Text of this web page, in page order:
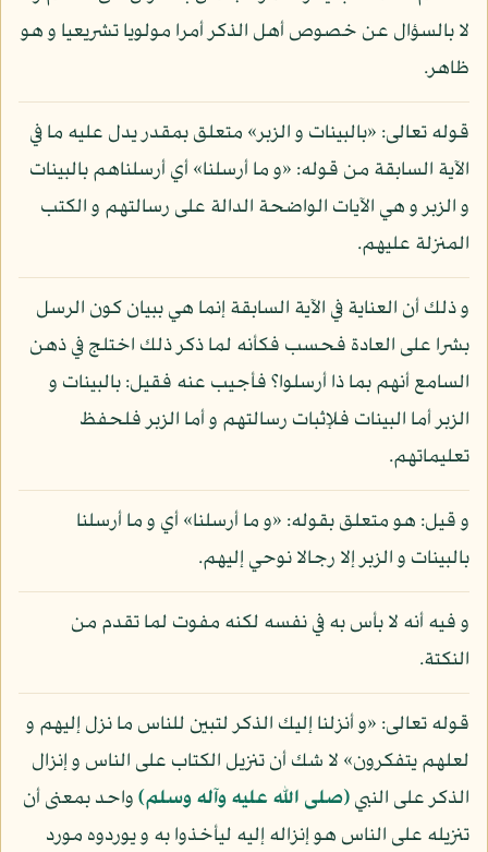
لا بالسؤال عن خصوص أهل الذكر أمرا مولويا تشريعيا و هو
ظاهر.
قوله تعالى: «بالبينات و الزبر» متعلق بمقدر يدل عليه ما في
الآية السابقة من قوله: «و ما أرسلنا» أي أرسلناهم بالبينات
و الزبر و هي الآيات الواضحة الدالة على رسالتهم و الكتب
المنزلة عليهم.
و ذلك أن العناية في الآية السابقة إنما هي ببيان كون الرسل
بشرا على العادة فحسب فكأنه لما ذكر ذلك اختلج في ذهن
السامع أنهم بما ذا أرسلوا؟ فأجيب عنه فقيل: بالبينات و
الزبر أما البينات فلإثبات رسالتهم و أما الزبر فلحفظ
تعليماتهم.
و قيل: هو متعلق بقوله: «و ما أرسلنا» أي و ما أرسلنا
بالبينات و الزبر إلا رجالا نوحي إليهم.
و فيه أنه لا بأس به في نفسه لكنه مفوت لما تقدم من
النكتة.
قوله تعالى: «و أنزلنا إليك الذكر لتبين للناس ما نزل إليهم و
لعلهم يتفكرون» لا شك أن تنزيل الكتاب على الناس و إنزال
الذكر على النبي(صلى الله عليه وآله وسلم)واحد بمعنى أن
تنزيله على الناس هو إنزاله إليه ليأخذوا به و يوردوه مورد